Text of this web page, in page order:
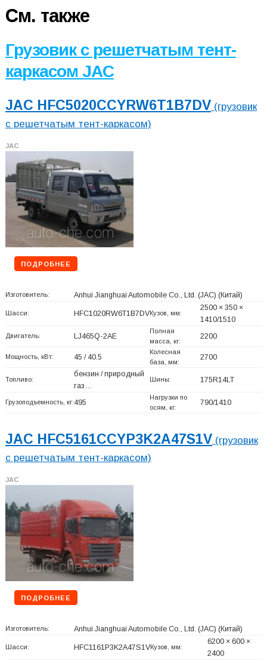
См. также
Грузовик с решетчатым тент-
каркасом JAC
JAC HFC5020CCYRW6T1B7DV (грузовик
с решетчатым тент-каркасом)
JAC
ПОДРОБНЕЕ
Изготовитель: Anhui Jianghuai Automobile Co., Ltd. (JAC) (Китай)
Шасси: HFC1020RW6T1B7DVКузов, мм:
2500 × 350 ×
1410/1510
Двигатель: LJ465Q-2AE
Полная
масса, кг:
2200
Мощность, кВт: 45 / 40.5
Колесная
база, мм:
2700
Топливо:
бензин / природный
газ…
Шины: 175R14LT
Грузоподъемность, кг:495
Нагрузки по
осям, кг:
790/1410
JAC HFC5161CCYP3K2A47S1V (грузовик
с решетчатым тент-каркасом)
JAC
ПОДРОБНЕЕ
Изготовитель: Anhui Jianghuai Automobile Co., Ltd. (JAC) (Китай)
Шасси: HFC1161P3K2A47S1VКузов, мм:
6200 × 600 ×
2400